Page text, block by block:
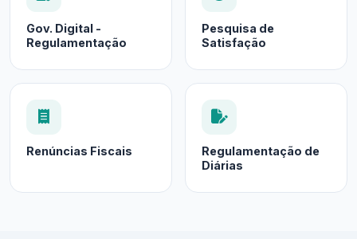
Gov. Digital -
Regulamentação
Pesquisa de
Satisfação
Renúncias Fiscais
Regulamentação de
Diárias